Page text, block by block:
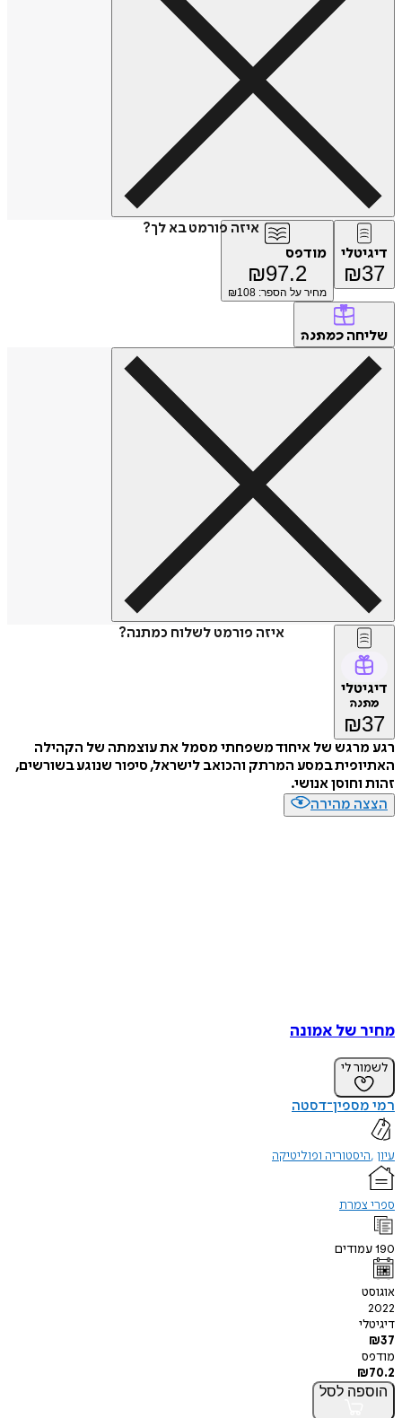
איזה פורמט בא לך?
דיגיטלי
₪37
מודפס
₪97.2
מחיר על הספר: ₪ 108
שליחה כמתנה
איזה פורמט לשלוח כמתנה?
דיגיטלי
מתנה
₪37
רגע מרגש של איחוד משפחתי מסמל את עוצמתה של הקהילה
האתיופית במסע המרתק והכואב לישראל, סיפור שנוגע בשורשים,
זהות וחוסן אנושי.
הצצה מהירה
מחיר של אמונה
לשמור לי
רמי מספין־דסטה
עיון היסטוריה ופוליטיקה
ספרי צמרת
190עמודים
אוגוסט
2022
דיגיטלי
₪37
מודפס
₪70.2
הוספה לסל